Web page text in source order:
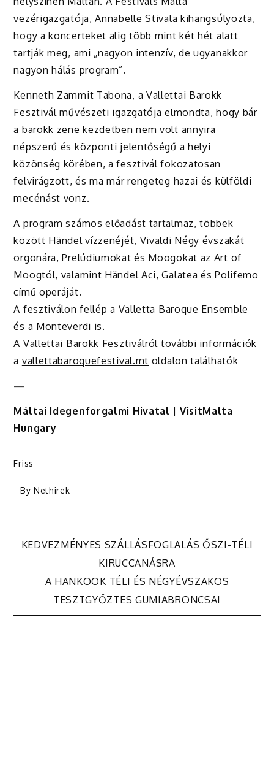
vezérigazgatója, Annabelle Stivala kihangsúlyozta,
hogy a koncerteket alig több mint két hét alatt
tartják meg, ami „nagyon intenzív, de ugyanakkor
nagyon hálás program”.
Kenneth Zammit Tabona, a Vallettai Barokk
Fesztivál művészeti igazgatója elmondta, hogy bár
a barokk zene kezdetben nem volt annyira
népszerű és központi jelentőségű a helyi
közönség körében, a fesztivál fokozatosan
felvirágzott, és ma már rengeteg hazai és külföldi
mecénást vonz.
A program számos előadást tartalmaz, többek
között Händel vízzenéjét, Vivaldi Négy évszakát
orgonára, Prelúdiumokat és Moogokat az Art of
Moogtól, valamint Händel Aci, Galatea és Polifemo
című operáját.
A fesztiválon fellép a Valletta Baroque Ensemble
és a Monteverdi is.
A Vallettai Barokk Fesztiválról további információk
a vallettabaroquefestival.mt oldalon találhatók
—
Máltai Idegenforgalmi Hivatal | VisitMalta
Hungary
Friss
- By Nethirek
Bejegyzés
navigáció
KEDVEZMÉNYES SZÁLLÁSFOGLALÁS ŐSZI-TÉLI
KIRUCCANÁSRA
A HANKOOK TÉLI ÉS NÉGYÉVSZAKOS
TESZTGYŐZTES GUMIABRONCSAI